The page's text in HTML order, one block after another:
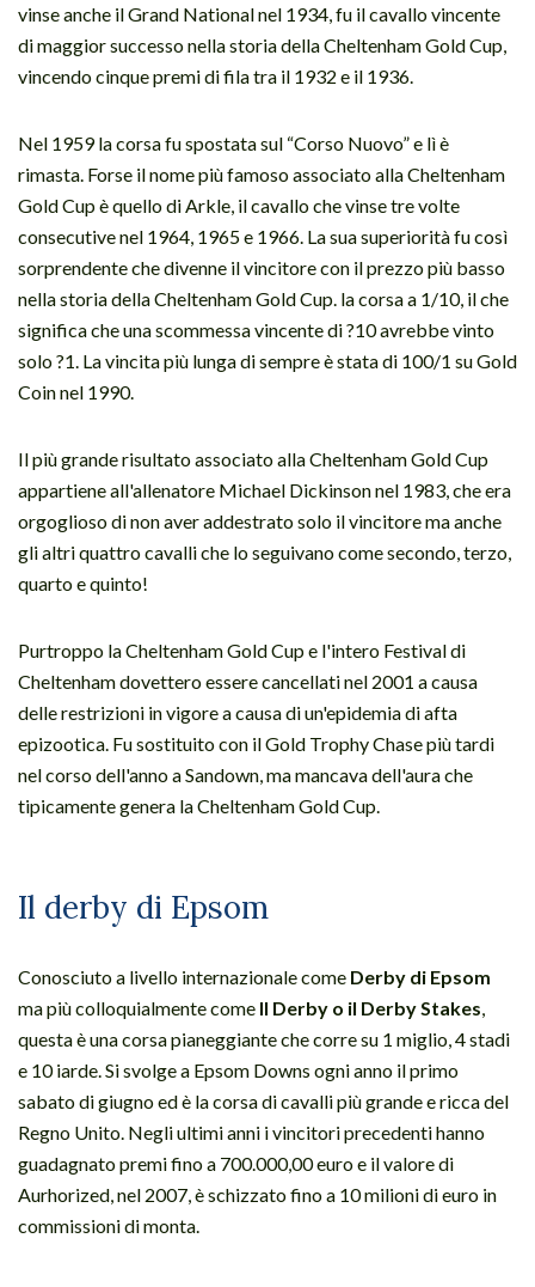
vinse anche il Grand National nel 1934, fu il cavallo vincente
di maggior successo nella storia della Cheltenham Gold Cup,
vincendo cinque premi di fila tra il 1932 e il 1936.
Nel 1959 la corsa fu spostata sul “Corso Nuovo” e lì è
rimasta. Forse il nome più famoso associato alla Cheltenham
Gold Cup è quello di Arkle, il cavallo che vinse tre volte
consecutive nel 1964, 1965 e 1966. La sua superiorità fu così
sorprendente che divenne il vincitore con il prezzo più basso
nella storia della Cheltenham Gold Cup. la corsa a 1/10, il che
significa che una scommessa vincente di ?10 avrebbe vinto
solo ?1. La vincita più lunga di sempre è stata di 100/1 su Gold
Coin nel 1990.
Il più grande risultato associato alla Cheltenham Gold Cup
appartiene all'allenatore Michael Dickinson nel 1983, che era
orgoglioso di non aver addestrato solo il vincitore ma anche
gli altri quattro cavalli che lo seguivano come secondo, terzo,
quarto e quinto!
Purtroppo la Cheltenham Gold Cup e l'intero Festival di
Cheltenham dovettero essere cancellati nel 2001 a causa
delle restrizioni in vigore a causa di un'epidemia di afta
epizootica. Fu sostituito con il Gold Trophy Chase più tardi
nel corso dell'anno a Sandown, ma mancava dell'aura che
tipicamente genera la Cheltenham Gold Cup.
Il derby di Epsom
Conosciuto a livello internazionale come Derby di Epsom
ma più colloquialmente come Il Derby o il Derby Stakes
questa è una corsa pianeggiante che corre su 1 miglio, 4 stadi
e 10 iarde. Si svolge a Epsom Downs ogni anno il primo
sabato di giugno ed è la corsa di cavalli più grande e ricca del
Regno Unito. Negli ultimi anni i vincitori precedenti hanno
guadagnato premi fino a 700.000,00 euro e il valore di
Aurhorized, nel 2007, è schizzato fino a 10 milioni di euro in
commissioni di monta.